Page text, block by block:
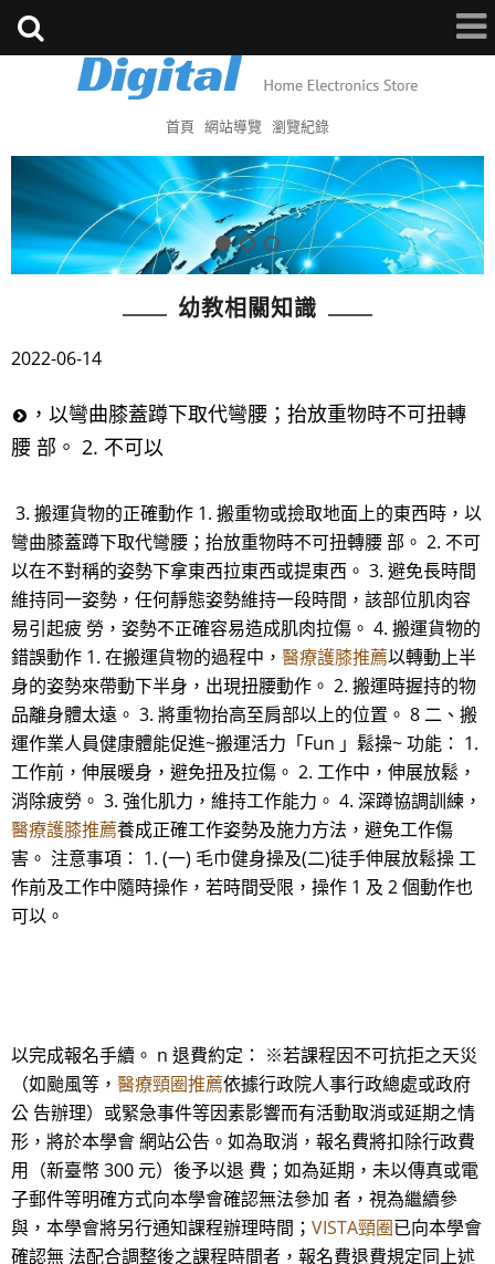
首頁 網站導覽 瀏覽紀錄
幼教相關知識
2022-06-14
，以彎曲膝蓋蹲下取代彎腰；抬放重物時不可扭轉
腰 部。 2. 不可以
3. 搬運貨物的正確動作 1. 搬重物或撿取地面上的東西時，以
彎曲膝蓋蹲下取代彎腰；抬放重物時不可扭轉腰 部。 2. 不可
以在不對稱的姿勢下拿東西拉東西或提東西。 3. 避免長時間
維持同一姿勢，任何靜態姿勢維持一段時間，該部位肌肉容
易引起疲 勞，姿勢不正確容易造成肌肉拉傷。 4. 搬運貨物的
錯誤動作 1. 在搬運貨物的過程中， 醫療護膝推薦以轉動上半
身的姿勢來帶動下半身，出現扭腰動作。 2. 搬運時握持的物
品離身體太遠。 3. 將重物抬高至肩部以上的位置。 8 二、搬
運作業人員健康體能促進~搬運活力「Fun 」鬆操~ 功能： 1.
工作前，伸展暖身，避免扭及拉傷。 2. 工作中，伸展放鬆，
消除疲勞。 3. 強化肌力，維持工作能力。 4. 深蹲協調訓練，
醫療護膝推薦養成正確工作姿勢及施力方法，避免工作傷
害。 注意事項： 1. (一) 毛巾健身操及(二)徒手伸展放鬆操 工
作前及工作中隨時操作，若時間受限，操作 1 及 2 個動作也
可以。
以完成報名手續。 n 退費約定： ※若課程因不可抗拒之天災
（如颱風等， 醫療頸圈推薦依據行政院人事行政總處或政府
公 告辦理）或緊急事件等因素影響而有活動取消或延期之情
形，將於本學會 網站公告。如為取消，報名費將扣除行政費
用（新臺幣 300 元）後予以退 費；如為延期，未以傳真或電
子郵件等明確方式向本學會確認無法參加 者，視為繼續參
與，本學會將另行通知課程辦理時間； VISTA頸圈已向本學會
確認無 法配合調整後之課程時間者，報名費退費規定同上述